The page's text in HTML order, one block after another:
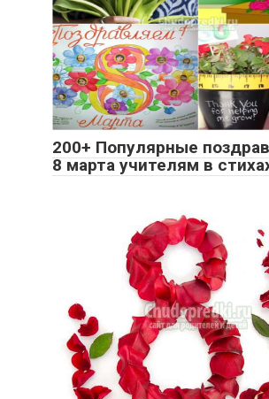
200+ Популярные
8 марта учителям в